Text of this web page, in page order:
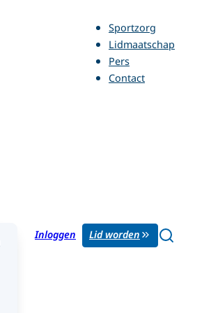
Sportzorg
Lidmaatschap
Pers
Contact
Inloggen Lid worden